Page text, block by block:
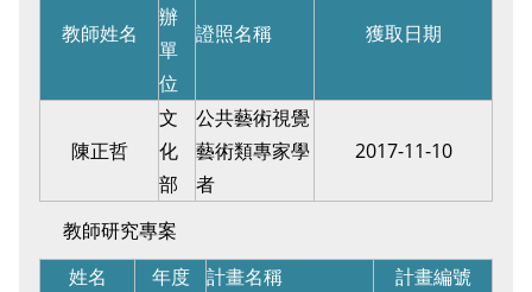
教師姓名
辦
單
位
證照名稱 獲取日期
陳正哲
文
化
部
公共藝術視覺
藝術類專家學
者
2017-11-10
教師研究專案
姓名
年度 計畫名稱
計畫編號